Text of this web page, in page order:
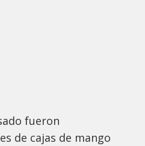
fueron
de cajas de mango